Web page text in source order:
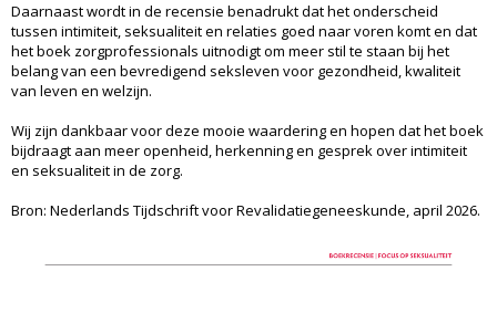
Daarnaast wordt in de recensie benadrukt dat het onderscheid
tussen intimiteit, seksualiteit en relaties goed naar voren komt en dat
het boek zorgprofessionals uitnodigt om meer stil te staan bij het
belang van een bevredigend seksleven voor gezondheid, kwaliteit
van leven en welzijn.
Wij zijn dankbaar voor deze mooie waardering en hopen dat het boek
bijdraagt aan meer openheid, herkenning en gesprek over intimiteit
en seksualiteit in de zorg.
Bron: Nederlands Tijdschrift voor Revalidatiegeneeskunde, april 2026.